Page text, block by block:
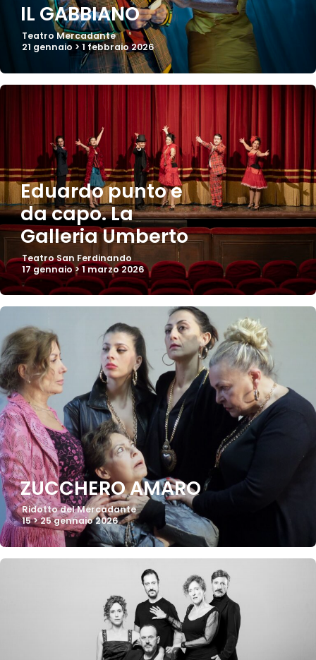
IL GABBIANO
Teatro Mercadante
21 gennaio > 1 febbraio 2026
Eduardo punto e
da capo. La
Galleria Umberto
Teatro San Ferdinando
17 gennaio > 1 marzo 2026
ZUCCHERO AMARO
Ridotto del Mercadante
15 > 25 gennaio 2026